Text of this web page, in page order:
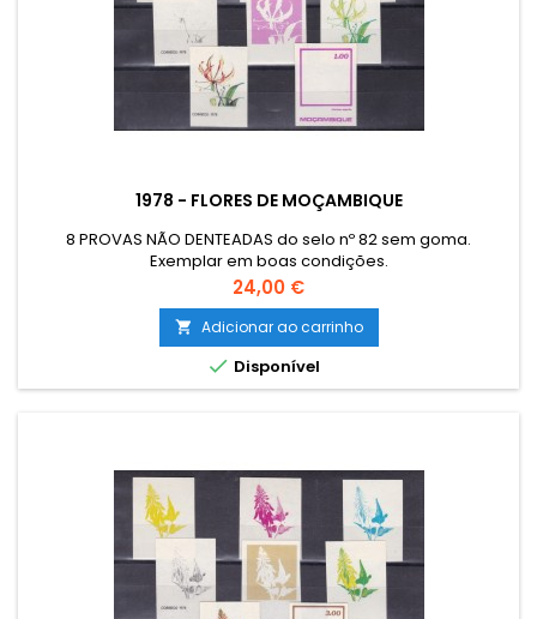
1978 - FLORES DE MOÇAMBIQUE
8 PROVAS NÃO DENTEADAS do selo nº 82 sem goma.
Exemplar em boas condições.
Preço
24,00 €
 Adicionar ao carrinho
 Disponível